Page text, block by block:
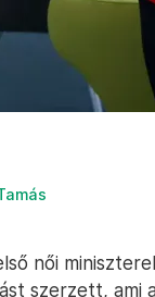
női
szerzett, ami